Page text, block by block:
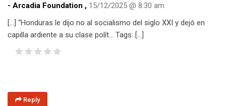
- Arcadia Foundation , 15/12/2025 @ 8:30 am
[…] “Honduras le dijo no al socialismo del siglo XXI y dejó en
capilla ardiente a su clase polít… Tags: […]
Reply